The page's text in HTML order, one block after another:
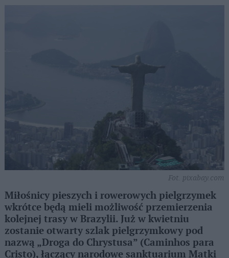
Fot. pixabay.com
Miłośnicy pieszych i rowerowych pielgrzymek
wkrótce będą mieli możliwość przemierzenia
kolejnej trasy w Brazylii. Już w kwietniu
zostanie otwarty szlak pielgrzymkowy pod
nazwą „Droga do Chrystusa” (Caminhos para
Cristo), łączący narodowe sanktuarium Matki